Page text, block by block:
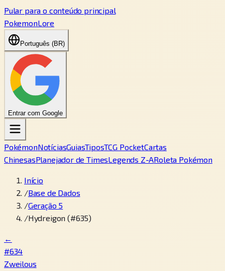
Pular para o conteúdo principal
PokemonLore
Português (BR)
Entrar com Google
PokémonNotíciasGuiasTiposTCG PocketCartas
ChinesasPlanejador de TimesLegends Z-ARoleta Pokémon
Início
/Base de Dados
/Geração 5
/Hydreigon (#635)
←
#634
Zweilous